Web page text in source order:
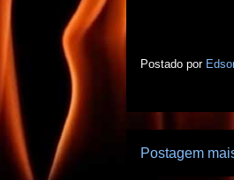
Postado por
Postagem